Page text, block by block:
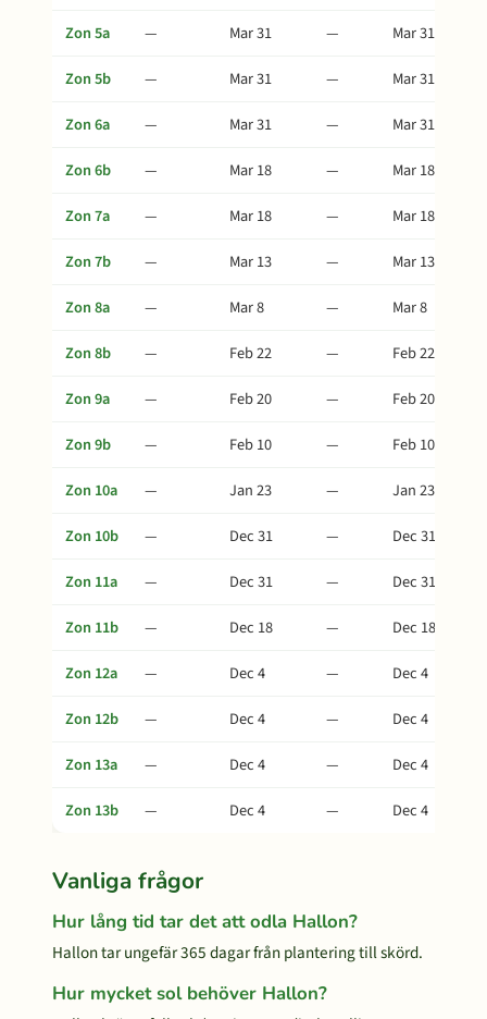
Zon 5a
— Mar 31 —
Mar 31
Zon 5b
— Mar 31 —
Mar 31
Zon 6a
— Mar 31 —
Mar 31
Zon 6b
— Mar 18 —
Mar 18
Zon 7a
— Mar 18 —
Mar 18
Zon 7b
— Mar 13 —
Mar 13
Zon 8a
— Mar 8 —
Mar 8
Zon 8b
— Feb 22 —
Feb 22
Zon 9a
— Feb 20 —
Feb 20
Zon 9b
— Feb 10 —
Feb 10
Zon 10a
— Jan 23 —
Jan 23
Zon 10b
— Dec 31 —
Dec 31
Zon 11a
— Dec 31 —
Dec 31
Zon 11b
— Dec 18 —
Dec 18
Zon 12a
— Dec 4 —
Dec 4
Zon 12b
— Dec 4 —
Dec 4
Zon 13a
— Dec 4 —
Dec 4
Zon 13b
— Dec 4 — Dec 4
Vanliga frågor
Hur lång tid tar det att odla Hallon?
Hallon tar ungefär 365 dagar från plantering till skörd.
Hur mycket sol behöver Hallon?